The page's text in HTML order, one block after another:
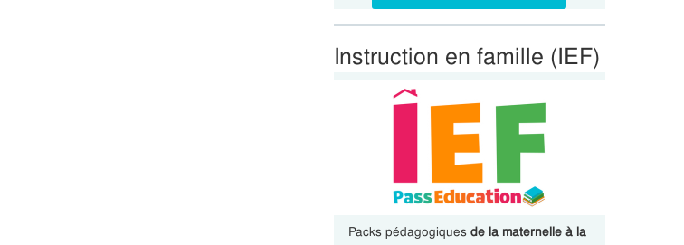
Instruction en famille (IEF)
Packs pédagogiques de la maternelle à la